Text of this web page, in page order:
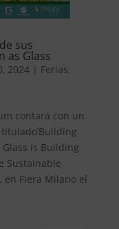
sus
as Glass
2024| Ferias,
contará con un
Glass is Building
Sustainable
en Fiera Milano el